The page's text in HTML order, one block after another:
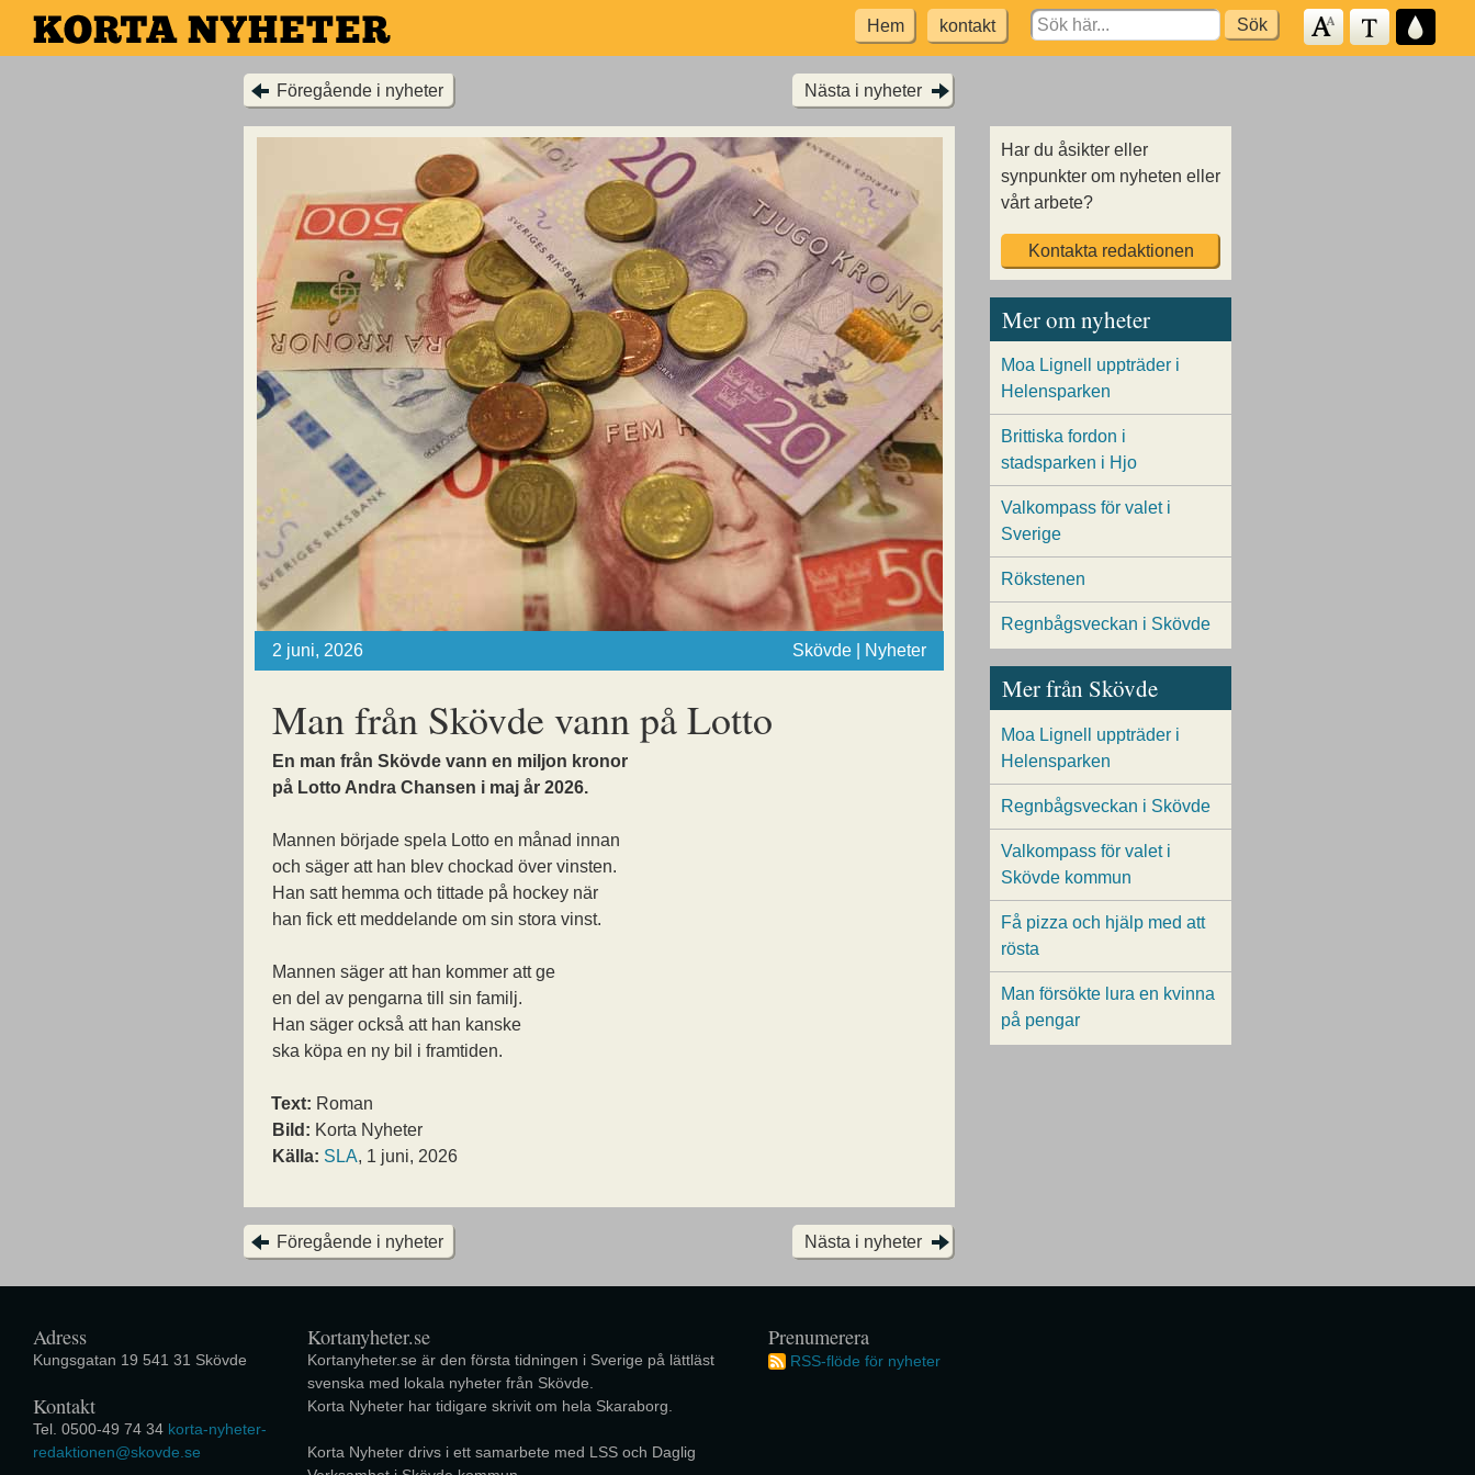
Hoppa
till
Hem kontakt
Search
for:
Föregående i nyheter Nästa i nyheter
2 juni, 2026 Skövde | Nyheter
Man från Skövde vann på Lotto
En man från Skövde vann en miljon kronor
på Lotto Andra Chansen i maj år 2026.
Mannen började spela Lotto en månad innan
och säger att han blev chockad över vinsten.
Han satt hemma och tittade på hockey när
han fick ett meddelande om sin stora vinst.
Mannen säger att han kommer att ge
en del av pengarna till sin familj.
Han säger också att han kanske
ska köpa en ny bil i framtiden.
Text: Roman
Bild: Korta Nyheter
Källa: SLA, 1 juni, 2026
Föregående i nyheter Nästa i nyheter
Har du åsikter eller
synpunkter om nyheten eller
vårt arbete?
Kontakta redaktionen
Mer om nyheter
Moa Lignell uppträder i
Helensparken
Brittiska fordon i
stadsparken i Hjo
Valkompass för valet i
Sverige
Rökstenen
Regnbågsveckan i Skövde
Mer från Skövde
Moa Lignell uppträder i
Helensparken
Regnbågsveckan i Skövde
Valkompass för valet i
Skövde kommun
Få pizza och hjälp med att
rösta
Man försökte lura en kvinna
på pengar
Adress
Kungsgatan 19 541 31 Skövde
Kontakt
Tel. 0500-49 74 34 korta-nyheter-
redaktionen@skovde.se
Kortanyheter.se
Kortanyheter.se är den första tidningen i Sverige på lättläst
svenska med lokala nyheter från Skövde.
Korta Nyheter har tidigare skrivit om hela Skaraborg.
Korta Nyheter drivs i ett samarbete med LSS och Daglig
Prenumerera
RSS-flöde för nyheter